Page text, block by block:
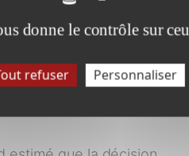
par la Commission
une première fois
affaire (rendue en 2015), à
donne le contrôle sur
refuser Personnaliser